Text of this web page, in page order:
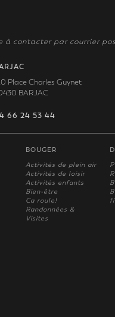
à contacter par courrier
Place Charles Guynet
BARJAC
66 24 53 44
BOUGER
Activités de plein air
Activités de loisir
Activités enfants
Bien-être
Ca roule!
Randonnées &
Visites